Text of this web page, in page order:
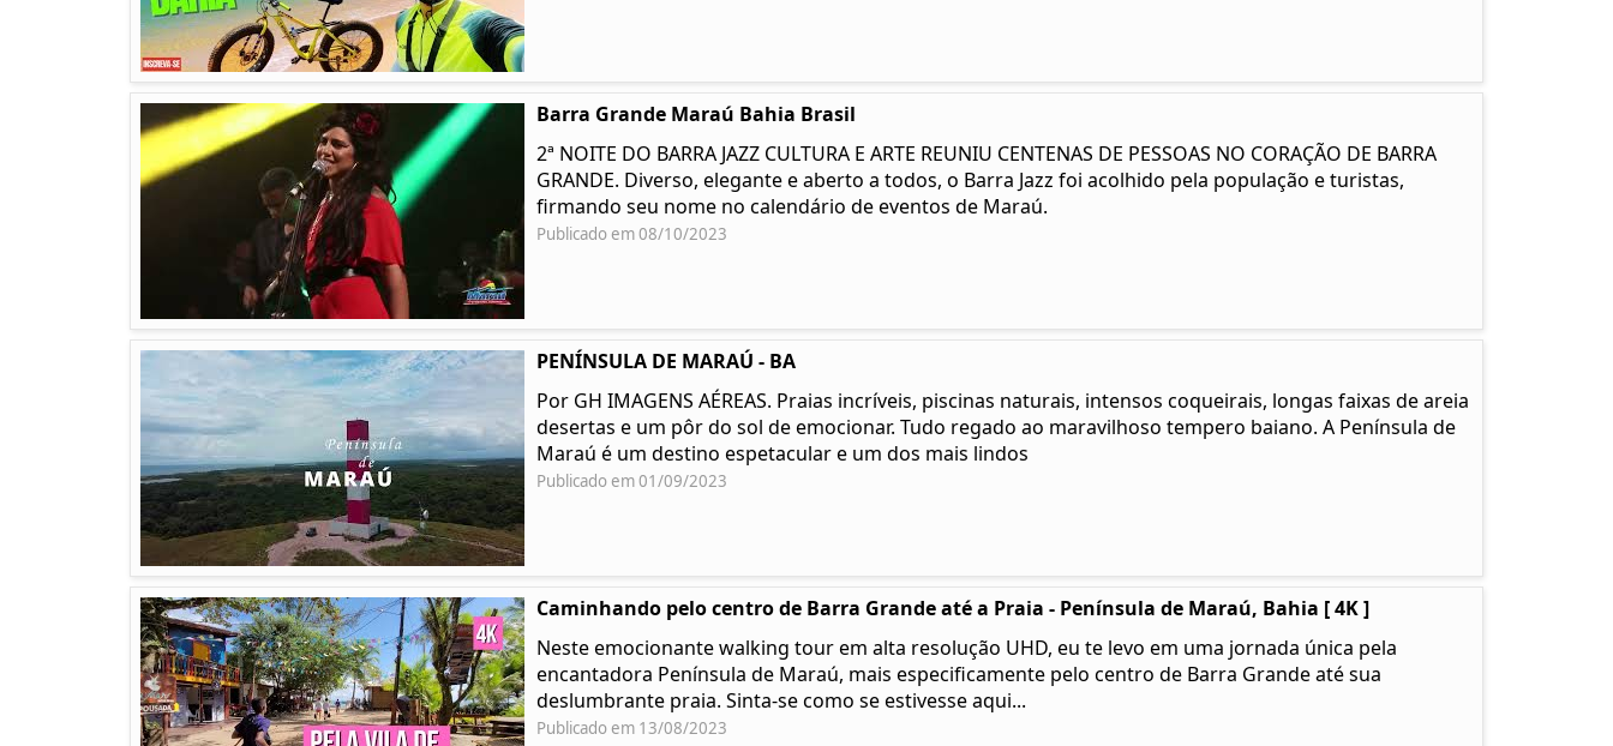
Barra Grande Maraú Bahia Brasil
2ª NOITE DO BARRA JAZZ CULTURA E ARTE REUNIU CENTENAS DE PESSOAS NO CORAÇÃO DE BARRA
GRANDE. Diverso, elegante e aberto a todos, o Barra Jazz foi acolhido pela população e turistas,
firmando seu nome no calendário de eventos de Maraú.
Publicado em 08/10/2023
PENÍNSULA DE MARAÚ - BA
Por GH IMAGENS AÉREAS. Praias incríveis, piscinas naturais, intensos coqueirais, longas faixas de areia
desertas e um pôr do sol de emocionar. Tudo regado ao maravilhoso tempero baiano. A Península de
Maraú é um destino espetacular e um dos mais lindos
Publicado em 01/09/2023
Caminhando pelo centro de Barra Grande até a Praia - Península de Maraú, Bahia [ 4K ]
Neste emocionante walking tour em alta resolução UHD, eu te levo em uma jornada única pela
encantadora Península de Maraú, mais especificamente pelo centro de Barra Grande até sua
deslumbrante praia. Sinta-se como se estivesse aqui...
Publicado em 13/08/2023